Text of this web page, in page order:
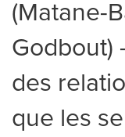
(Matane-
Godbout)
des
que les